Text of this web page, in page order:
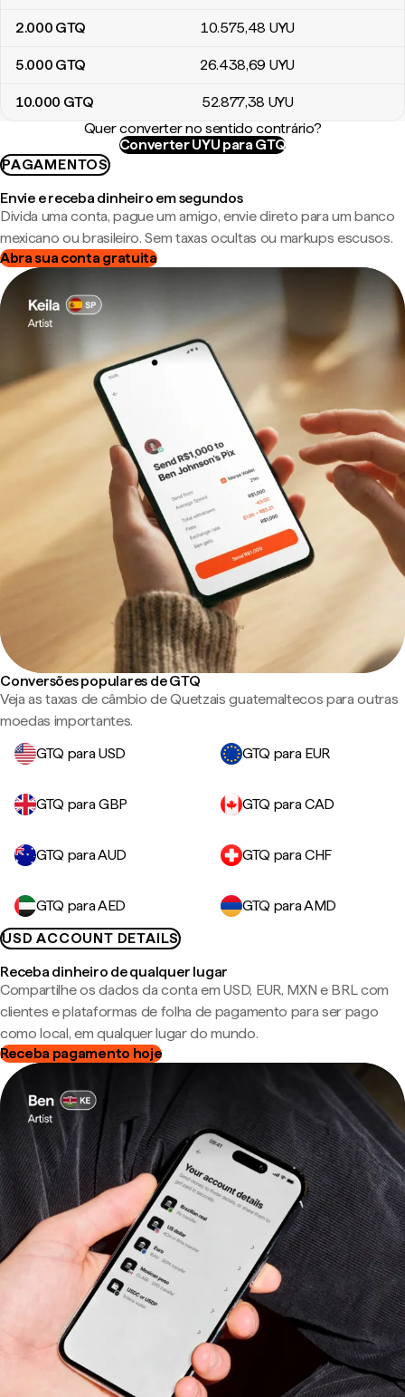
2.000 GTQ 10.575,48 UYU
5.000 GTQ 26.438,69 UYU
10.000 GTQ 52.877,38 UYU
Quer converter no sentido contrário?
Converter UYU para GTQ
PAGAMENTOS
Envie e receba dinheiro em segundos
Divida uma conta, pague um amigo, envie direto para um banco
mexicano ou brasileiro. Sem taxas ocultas ou markups escusos.
Abra sua conta gratuita
Conversões populares de GTQ
Veja as taxas de câmbio de Quetzais guatemaltecos para outras
moedas importantes.
GTQ para USD
GTQ para EUR
GTQ para GBP GTQ para CAD
GTQ para AUD GTQ para CHF
GTQ para AED
GTQ para AMD
USD ACCOUNT DETAILS
Receba dinheiro de qualquer lugar
Compartilhe os dados da conta em USD, EUR, MXN e BRL com
clientes e plataformas de folha de pagamento para ser pago
como local, em qualquer lugar do mundo.
Receba pagamento hoje